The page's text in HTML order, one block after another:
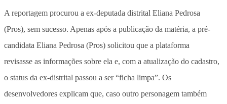
A reportagem procurou a ex-deputada distrital Eliana Pedrosa
(Pros), sem sucesso. Apenas após a publicação da matéria, a pré-
candidata Eliana Pedrosa (Pros) solicitou que a plataforma
revisasse as informações sobre ela e, com a atualização do cadastro,
o status da ex-distrital passou a ser “ficha limpa”. Os
desenvolvedores explicam que, caso outro personagem também